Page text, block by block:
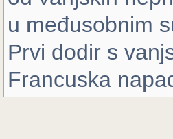
u međusobnim
Prvi dodir s
Francuska